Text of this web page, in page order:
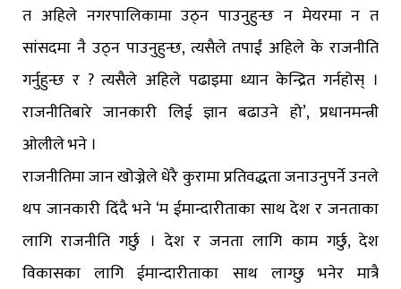
त अहिले नगरपालिकामा उठ्न पाउनुहुन्छ न मेयरमा न त
सांसदमा नै उठ्न पाउनुहुन्छ, त्यसैले तपाईं अहिले के राजनीति
गर्नुहुन्छ र ? त्यसैले अहिले पढाइमा ध्यान केन्द्रित गर्नहोस् ।
राजनीतिबारे जानकारी लिई ज्ञान बढाउने हो’, प्रधानमन्त्री
ओलीले भने ।
राजनीतिमा जान खोज्नेले धेरै कुरामा प्रतिवद्धता जनाउनुपर्ने उनले
थप जानकारी दिंदै भने ‘म ईमान्दारीताका साथ देश र जनताका
लागि राजनीति गर्छु । देश र जनता लागि काम गर्छु, देश
विकासका लागि ईमान्दारीताका साथ लाग्छु भनेर मात्रै